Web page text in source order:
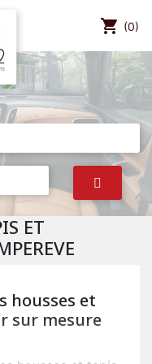
shopping_cart (0)
ET
housses et
sur mesure